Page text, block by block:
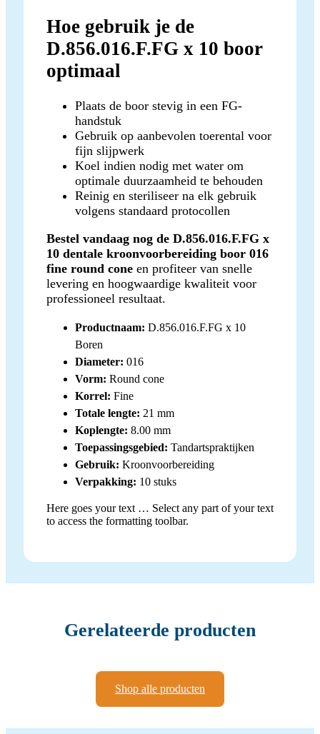
Hoe gebruik je de
D.856.016.F.FG x 10 boor
optimaal
Plaats de boor stevig in een FG-
handstuk
Gebruik op aanbevolen toerental voor
fijn slijpwerk
Koel indien nodig met water om
optimale duurzaamheid te behouden
Reinig en steriliseer na elk gebruik
volgens standaard protocollen
Bestel vandaag nog de D.856.016.F.FG x
10 dentale kroonvoorbereiding boor 016
fine round cone en profiteer van snelle
levering en hoogwaardige kwaliteit voor
professioneel resultaat.
Productnaam: D.856.016.F.FG x 10
Boren
Diameter: 016
Vorm: Round cone
Korrel: Fine
Totale lengte: 21 mm
Koplengte: 8.00 mm
Toepassingsgebied: Tandartspraktijken
Gebruik: Kroonvoorbereiding
Verpakking: 10 stuks
Here goes your text … Select any part of your text
to access the formatting toolbar.
Gerelateerde producten
Shop alle producten